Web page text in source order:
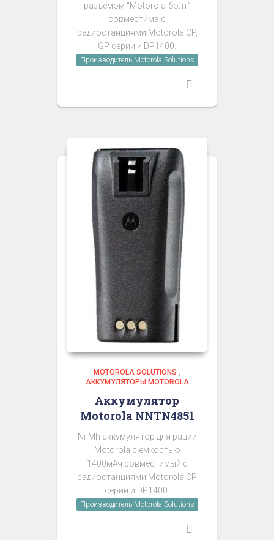
разъемом “Motorola-болт”
совместима с
радиостанциями Motorola CP,
GP серии и DP1400.
Производитель Motorola Solutions
MOTOROLA SOLUTIONS ,
АККУМУЛЯТОРЫ MOTOROLA
Аккумулятор
Motorola NNTN4851
Ni-Mh аккумулятор для рации
Motorola с емкостью
1400мАч совместимый с
радиостанциями Motorola CP
серии и DP1400.
Производитель Motorola Solutions